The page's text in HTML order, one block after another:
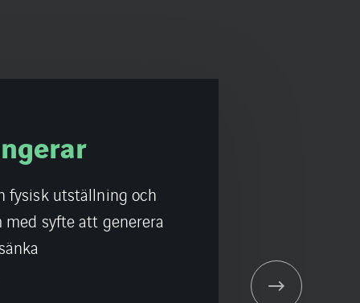
i Solna kan du
för att se
Vi håller också
för företag och